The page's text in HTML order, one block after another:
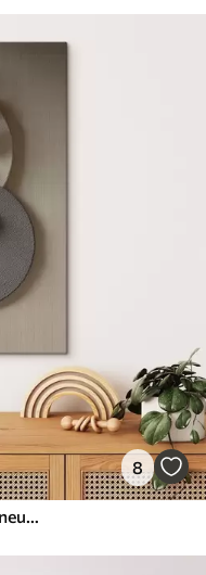
8
Reliefkreise und ein Ast in warmen, neutralen Farbtönen